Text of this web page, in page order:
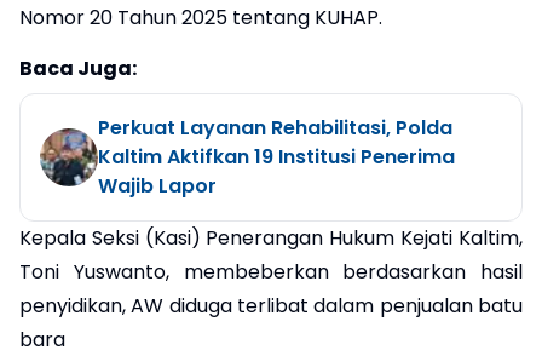
Nomor 20 Tahun 2025 tentang KUHAP.
Baca Juga:
Perkuat Layanan Rehabilitasi, Polda
Kaltim Aktifkan 19 Institusi Penerima
Wajib Lapor
Kepala Seksi (Kasi) Penerangan Hukum Kejati Kaltim,
Toni Yuswanto, membeberkan berdasarkan hasil
penyidikan, AW diduga terlibat dalam penjualan batu
bara